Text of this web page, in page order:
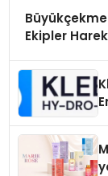
Ekipler